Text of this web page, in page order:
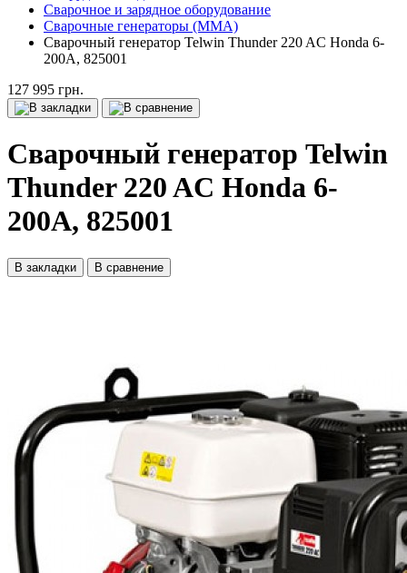
Сварочное и зарядное оборудование
Сварочные генераторы (MMA)
Сварочный генератор Telwin Thunder 220 AC Honda 6-
200А, 825001
127 995 грн.
Сварочный генератор Telwin
Thunder 220 AC Honda 6-
200А, 825001
В закладки В сравнение